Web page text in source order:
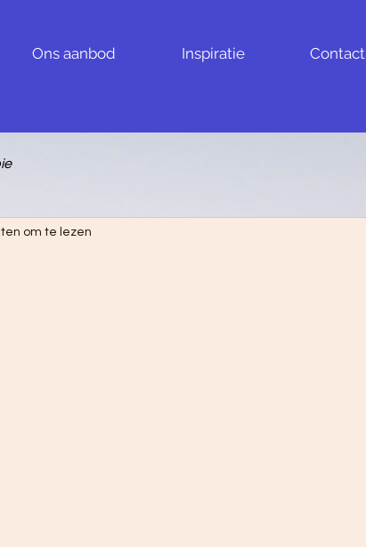
Ons aanbod Inspiratie Contact
om te lezen